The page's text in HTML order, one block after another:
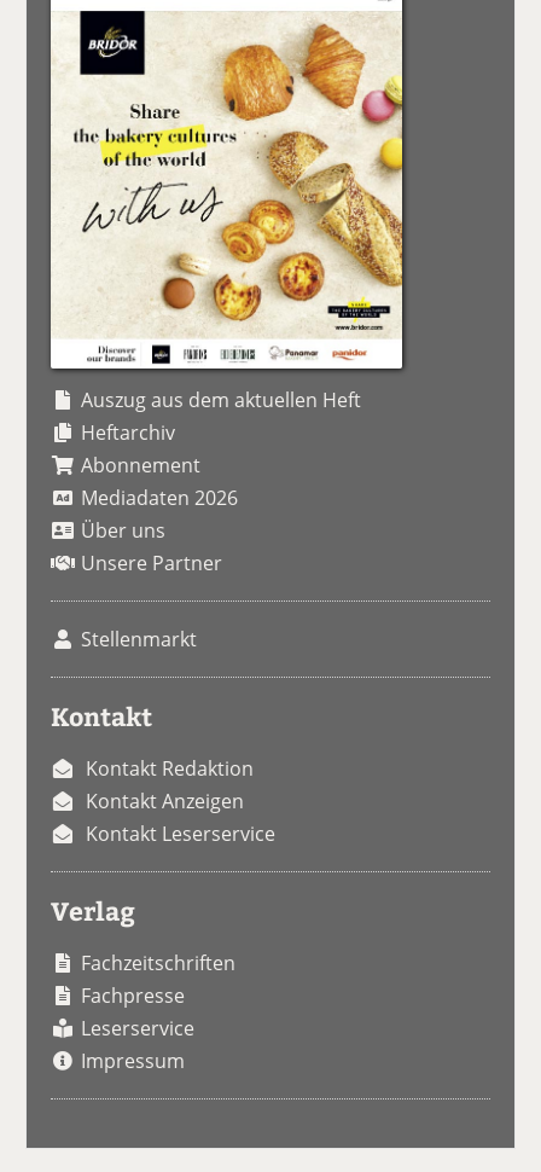
Auszug aus dem aktuellen Heft
Heftarchiv
Abonnement
Mediadaten 2026
Über uns
Unsere Partner
Stellenmarkt
Kontakt
Kontakt Redaktion
Kontakt Anzeigen
Kontakt Leserservice
Verlag
Fachzeitschriften
Fachpresse
Leserservice
Impressum